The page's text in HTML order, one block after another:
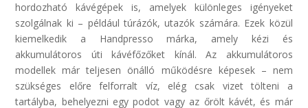
hordozható kávégépek is, amelyek különleges igényeket
szolgálnak ki – például túrázók, utazók számára. Ezek közül
kiemelkedik a Handpresso márka, amely kézi és
akkumulátoros úti kávéfőzőket kínál. Az akkumulátoros
modellek már teljesen önálló működésre képesek – nem
szükséges előre felforralt víz, elég csak vizet tölteni a
tartályba, behelyezni egy podot vagy az őrölt kávét, és már